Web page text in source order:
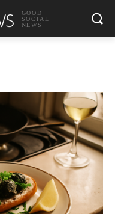
GOOD
SOCIAL
NEWS